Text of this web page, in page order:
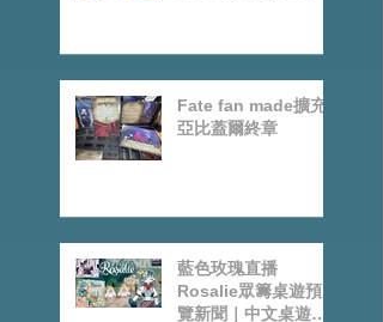
Fate fan made擴充-
亞比蓋爾終章
藍色玫瑰直播
Rosalie眾籌桌遊預
覽新聞｜中文桌遊節